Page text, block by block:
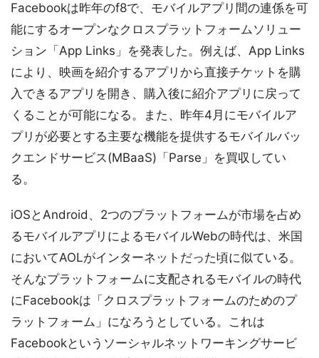
Facebookは昨年のf8で、モバイルアプリ間の連係を可
能にするオープンなクロスプラットフォームソリュー
ション「App Links」を発表した。例えば、App Links
により、映画を紹介するアプリから直接チケットを購
入できるアプリを開き、購入後に紹介アプリに戻って
くることが可能になる。また、昨年4月にモバイルア
プリが必要とする主要な機能を提供するモバイルバッ
クエンドサービス(MBaaS)「Parse」を買収してい
る。
iOSとAndroid、2つのプラットフォームが市場を占め
るモバイルアプリによるモバイルWebの時代は、米国
においてAOLがインターネットだった頃に似ている。
そんなプラットフォームに支配されるモバイルの時代
にFacebookは「クロスプラットフォームのためのプ
ラットフォーム」になろうとしている。これは
Facebookというソーシャルネットワーキングサービ